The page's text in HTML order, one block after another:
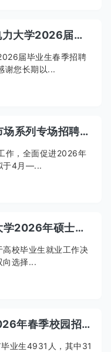
【2026年4月10日】上海电力大学2026届毕业生春季招聘会企业邀请函
届毕业生春季招聘
谢您长期以...
2026年河北省毕业生就业市场系列专场招聘会 邀请函
作，全面促进2026年
于4月—...
2026年3月26日北京师范大学2026年硕士、博士研究生暨部属师范类毕业生专场招聘会学生邀请函
校毕业生就业工作决
向选择...
4月1日浙江水利水电学院2026年春季校园招聘会邀请函暨2026年杭州市大学生春季就业见习招聘会
业生4931人，其中31